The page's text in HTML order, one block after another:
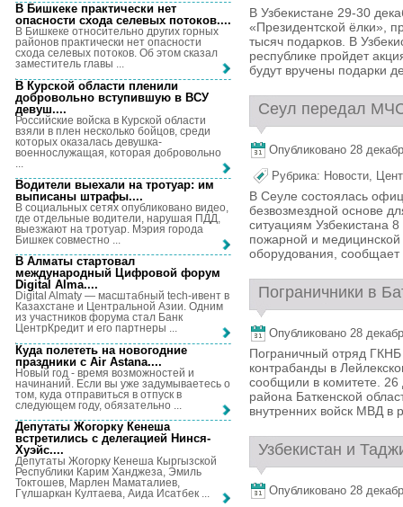
В Узбекистане 29-30
«Президентской ёлки»,
тысяч подарков. В
республике пройдет
будут вручены подарки
Сеул передал МЧС
Опубликовано 28
Рубрика: Новости,
В Сеуле состоялась
безвозмездной основе
ситуациям Узбекистана
пожарной и медицинской
оборудования,
Пограничники в
Опубликовано 28
Пограничный отряд ГКНБ
контрабанды в
сообщили в комитете. 26
района Баткенской
внутренних войск МВД в
Узбекистан и
Опубликовано 28
В Бишкеке практически нет
опасности схода селевых потоков....
В Бишкеке относительно других горных
районов практически нет опасности
схода селевых потоков. Об этом сказал
заместитель главы ...
В Курской области пленили
добровольно вступившую в ВСУ
девуш....
Российские войска в Курской области
взяли в плен несколько бойцов, среди
которых оказалась девушка-
военнослужащая, которая добровольно
Водители выехали на тротуар: им
выписаны штрафы....
В социальных сетях опубликовано видео,
где отдельные водители, нарушая ПДД,
выезжают на тротуар. Мэрия города
Бишкек совместно ...
В Алматы стартовал
международный Цифровой форум
Digital Alma....
Digital Almaty — масштабный tech-ивент в
Казахстане и Центральной Азии. Одним
из участников форума стал Банк
ЦентрКредит и его партнеры ...
Куда полететь на новогодние
праздники с Air Astana....
Новый год - время возможностей и
начинаний. Если вы уже задумываетесь о
том, куда отправиться в отпуск в
следующем году, обязательно ...
Депутаты Жогорку Кенеша
встретились с делегацией Нинся-
Хуэйс....
Депутаты Жогорку Кенеша Кыргызской
Республики Карим Ханджеза, Эмиль
Токтошев, Марлен Маматалиев,
Гүлшаркан Култаева, Аида Исатбек ...